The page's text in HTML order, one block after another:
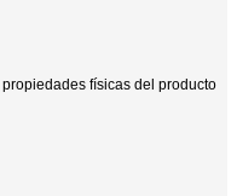
físicas del producto